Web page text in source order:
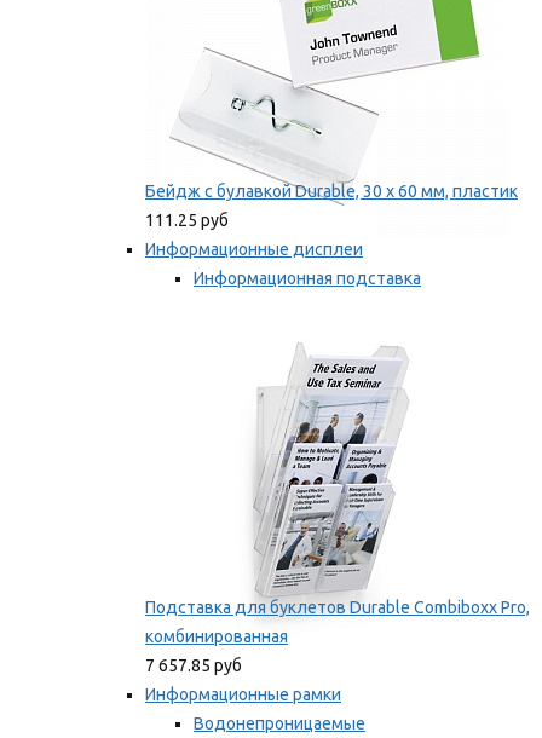
Бейдж с булавкой Durable, 30 х 60 мм, пластик
111.25 руб
Информационные дисплеи
Информационная подставка
Подставка для буклетов Durable Combiboxx Pro,
комбинированная
7 657.85 руб
Информационные рамки
Водонепроницаемые